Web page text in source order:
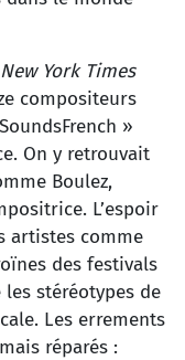
New York Times
compositeurs
»
On y retrouvait
Boulez,
L’espoir
artistes comme
des festivals
les stéréotypes de
Les errements
réparés :